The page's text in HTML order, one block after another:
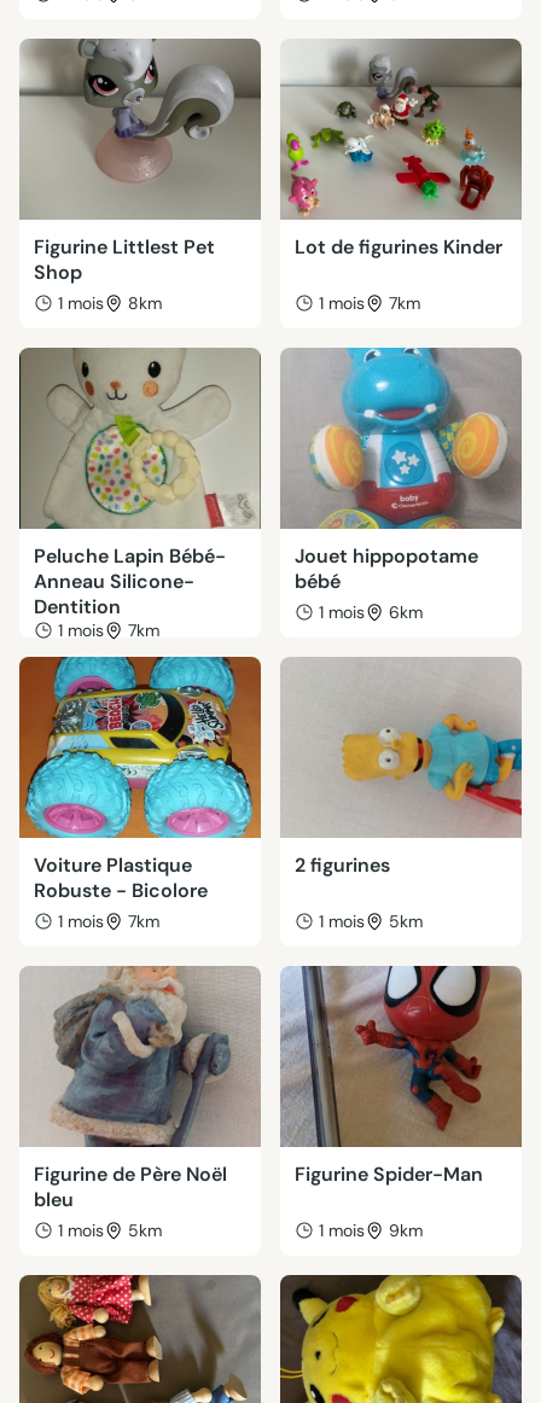
Figurine Littlest Pet
Shop
1 mois 8km
Lot de figurines Kinder
1 mois 7km
Peluche Lapin Bébé-
Anneau Silicone-
Dentition
1 mois 7km
Jouet hippopotame
bébé
1 mois 6km
Voiture Plastique
Robuste - Bicolore
1 mois 7km
2 figurines
1 mois 5km
Figurine de Père Noël
bleu
1 mois 5km
Figurine Spider-Man
1 mois 9km